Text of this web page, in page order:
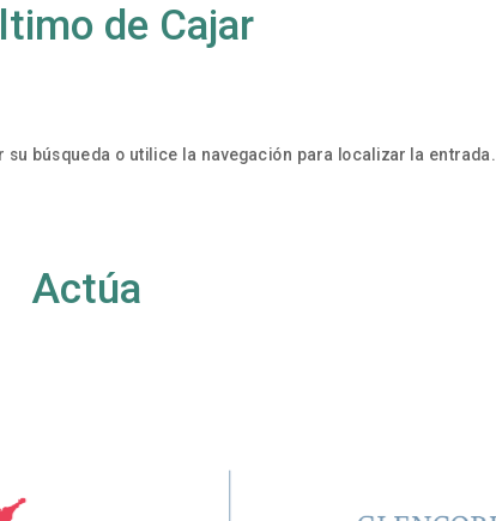
de Cajar
búsqueda o utilice la navegación para localizar la entrada.
Actúa